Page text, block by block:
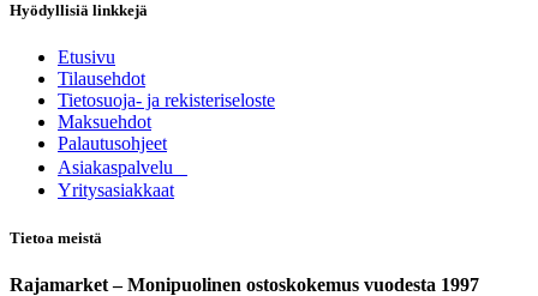
Hyödyllisiä linkkejä
Etusivu
Tilausehdot
Tietosuoja- ja rekisteriseloste
Maksuehdot
Palautusohjeet
Asia​k​aspalvelu
​Yritysasiakkaat
Tietoa meistä
Rajamarket – Monipuolinen ostoskokemus vuodesta 1997